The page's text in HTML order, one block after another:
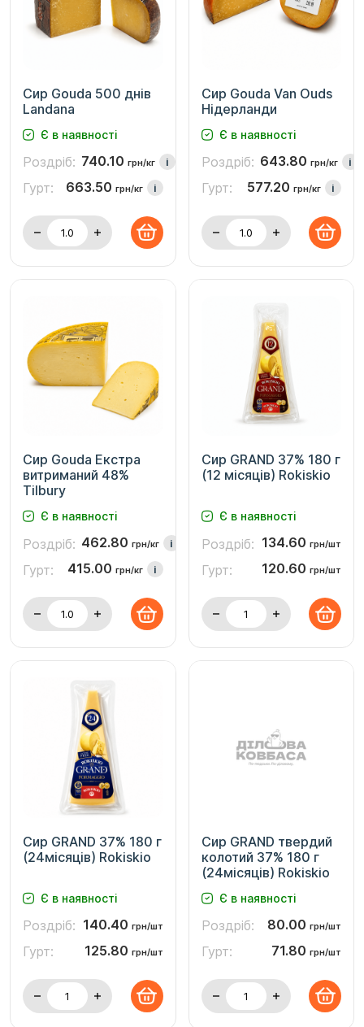
Сир Gouda 500 днів
Landana
Є в наявності
Роздріб: 740.10 грн/кг i
Гурт: 663.50 грн/кг i
Сир Gouda Van Ouds
Нідерланди
Є в наявності
Роздріб: 643.80 грн/кг i
Гурт: 577.20 грн/кг i
Сир Gouda Екстра
витриманий 48%
Tilbury
Є в наявності
Роздріб: 462.80 грн/кг i
Гурт: 415.00 грн/кг i
Сир GRAND 37% 180 г
(12 місяців) Rokiskio
Є в наявності
Роздріб: 134.60 грн/шт
Гурт: 120.60 грн/шт
Сир GRAND 37% 180 г
(24місяців) Rokiskio
Є в наявності
Роздріб: 140.40 грн/шт
Гурт: 125.80 грн/шт
Сир GRAND твердий
колотий 37% 180 г
(24місяців) Rokiskio
Є в наявності
Роздріб: 80.00 грн/шт
Гурт: 71.80 грн/шт